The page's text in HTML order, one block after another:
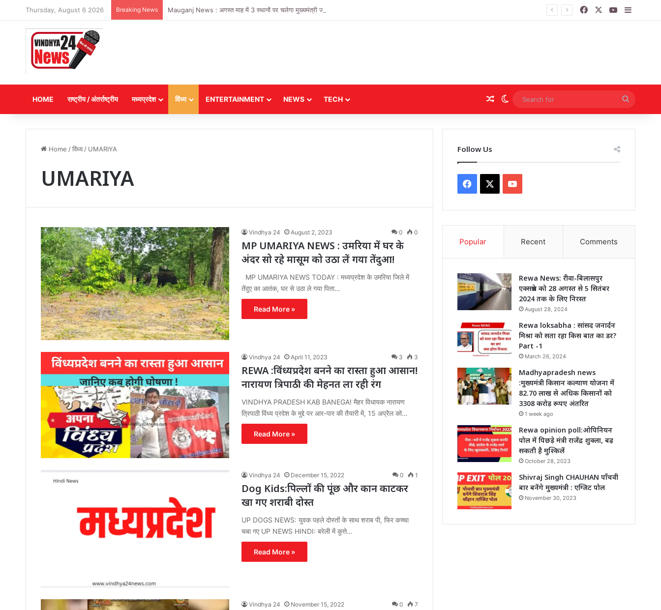
Thursday, August 6 2026 Breaking News Mauganj News : अगस्त माह में 3 स्थानों पर चलेगा मुख्यमंत्री जन विश्वास अभियान FacebookYouTubeSidebar
HOME राष्ट्रीय / अंतर्राष्ट्रीय मध्यप्रदेश विंध्य ENTERTAINMENT NEWS TECH Random Article
Switch skin
for
Home /विंध्य / UMARIYA
UMARIYA
Vindhya 24 August 2, 2023 0 0
MP UMARIYA NEWS : उमरिया में घर के
अंदर सो रहे मासूम को उठा लें गया तेंदुआ!
MP UMARIYA NEWS TODAY : मध्यप्रदेश के उमरिया जिले में
तेंदुए का आतंक, घर से उठा ले गया पिता…
Read More »
Vindhya 24 April 11, 2023 3 3
REWA :विंध्यप्रदेश बनने का रास्ता हुआ आसान!
नारायण त्रिपाठी की मेहनत ला रही रंग
VINDHYA PRADESH KAB BANEGA! मैहर विधायक नारायण
त्रिपाठी विंध्य प्रदेश के मुद्दे पर आर-पार की तैयारी में, 15 अप्रैल को…
Read More »
Vindhya 24 December 15, 2022 0 1
Dog Kids:पिल्लों की पूंछ और कान काटकर
खा गए शराबी दोस्त
UP DOGS NEWS: युवक पहले दोस्तों के साथ शराब पी, फिर कच्चा
चबा गए UP NEWS HINDI: बरेली में कुत्ते…
Read More »
Vindhya 24 November 15, 2022 0 7
Follow Us
Facebook YouTube
Popular Recent Comments
Rewa News: रीवा-बिलासपुर
एक्सप्रेस को 28 अगस्त से 5 सितंबर
2024 तक के लिए निरस्त
August 28, 2024
Rewa loksabha : सांसद जनार्दन
मिश्रा को सता रहा किस बात का डर?
Part -1
March 26, 2024
Madhyapradesh news
:मुख्यमंत्री किसान कल्याण योजना में
82.70 लाख से अधिक किसानों को
3308 करोड़ रूपए अंतरित
1 week ago
Rewa opinion poll:ओपिनियन
पोल में पिछड़े मंत्री राजेंद्र शुक्ला, बढ़
सकती है मुश्किलें
October 28, 2023
Shivraj Singh CHAUHAN पाँचवी
बार बनेंगे मुख्यमंत्री : एग्जिट पोल
November 30, 2023